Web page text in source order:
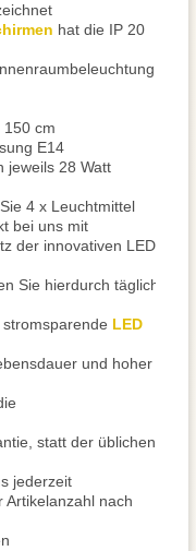
hat die IP 20
150 cm
E14
jeweils 28 Watt
4 x Leuchtmittel
bei uns mit
der innovativen LED
Sie hierdurch täglich
LED
und hoher
statt der üblichen
jederzeit
Artikelanzahl nach